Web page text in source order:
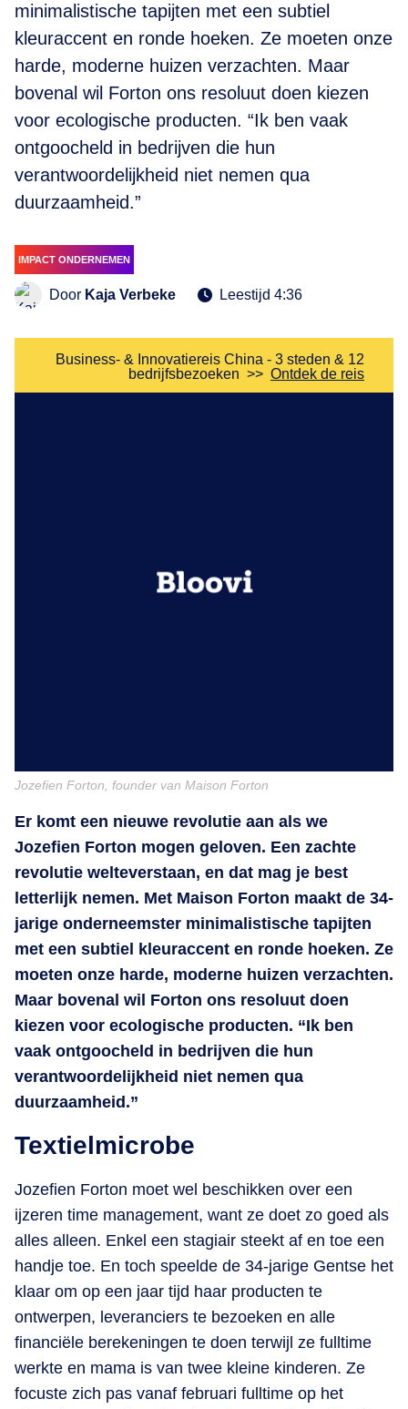
minimalistische tapijten met een subtiel
kleuraccent en ronde hoeken. Ze moeten onze
harde, moderne huizen verzachten. Maar
bovenal wil Forton ons resoluut doen kiezen
voor ecologische producten. “Ik ben vaak
ontgoocheld in bedrijven die hun
verantwoordelijkheid niet nemen qua
duurzaamheid.”
IMPACT ONDERNEMEN
Door Kaja Verbeke Leestijd 4:36
Business- & Innovatiereis China - 3 steden & 12
bedrijfsbezoeken >> Ontdek de reis
Jozefien Forton, founder van Maison Forton
Er komt een nieuwe revolutie aan als we
Jozefien Forton mogen geloven. Een zachte
revolutie welteverstaan, en dat mag je best
letterlijk nemen. Met Maison Forton maakt de 34-
jarige onderneemster minimalistische tapijten
met een subtiel kleuraccent en ronde hoeken. Ze
moeten onze harde, moderne huizen verzachten.
Maar bovenal wil Forton ons resoluut doen
kiezen voor ecologische producten. “Ik ben
vaak ontgoocheld in bedrijven die hun
verantwoordelijkheid niet nemen qua
duurzaamheid.”
Textielmicrobe
Jozefien Forton moet wel beschikken over een
ijzeren time management, want ze doet zo goed als
alles alleen. Enkel een stagiair steekt af en toe een
handje toe. En toch speelde de 34-jarige Gentse het
klaar om op een jaar tijd haar producten te
ontwerpen, leveranciers te bezoeken en alle
financiële berekeningen te doen terwijl ze fulltime
werkte en mama is van twee kleine kinderen. Ze
focuste zich pas vanaf februari fulltime op het